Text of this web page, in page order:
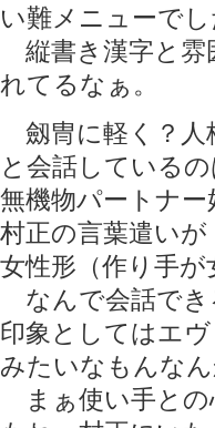
い難メニューでし
縦書き漢字と雰
れてるなぁ。
劔冑に軽く？
と会話しているの
無機物パートナ
村正の言葉遣いが
女性形（作り手
なんで会話でき
印象としてはエヴ
みたいなもんな
まぁ使い手との